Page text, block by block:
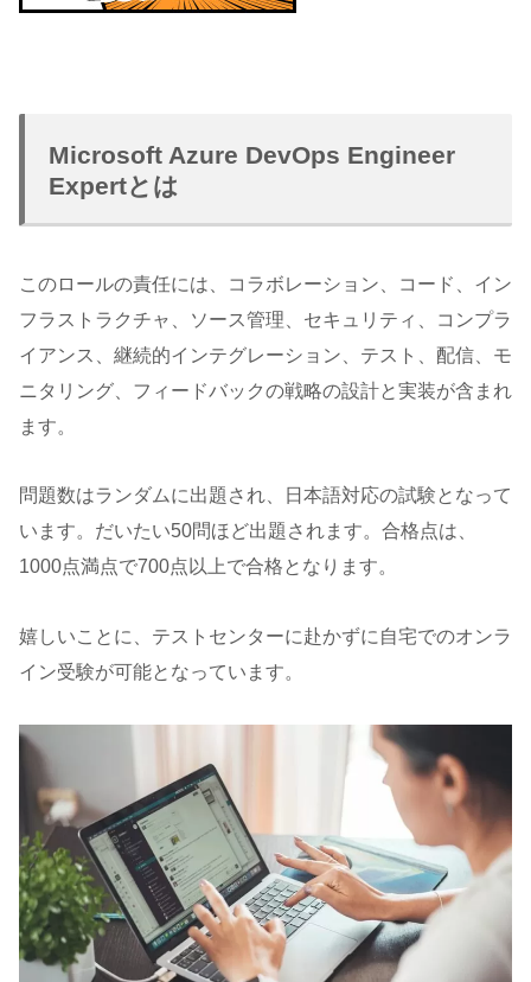
Microsoft Azure DevOps Engineer
Expertとは
このロールの責任には、コラボレーション、コード、イン
フラストラクチャ、ソース管理、セキュリティ、コンプラ
イアンス、継続的インテグレーション、テスト、配信、モ
ニタリング、フィードバックの戦略の設計と実装が含まれ
ます。
問題数はランダムに出題され、日本語対応の試験となって
います。だいたい50問ほど出題されます。合格点は、
1000点満点で700点以上で合格となります。
嬉しいことに、テストセンターに赴かずに自宅でのオンラ
イン受験が可能となっています。